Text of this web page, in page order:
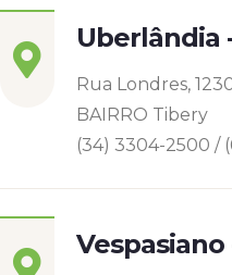
Uberlândia
Rua Londres,
BAIRRO Tibery
(34) 3304-2500 /
Vespasiano